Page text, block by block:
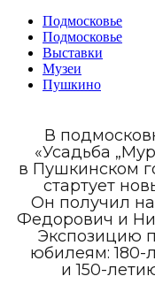
Подмосковье
Подмосковье
Выставки
Музеи
Пушкино
В
«Усадьба
в Пушкинском
стартует
Он получил
Федорович и
Экспозицию
юбилеям:
и 150-